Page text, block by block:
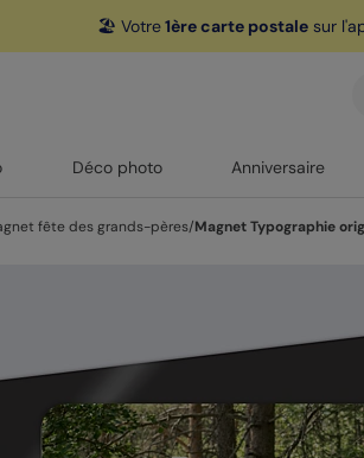
🏖️ Votre1ère carte postalesur
Déco photo Anniversaire
fête des grands-pères/Magnet Typographie